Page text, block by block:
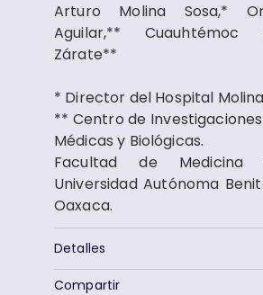
Arturo Molina Sosa,*
Aguilar,** Cuauhtémoc
Zárate**
* Director del Hospital
** Centro de
Médicas y Biológicas.
Facultad de Medicina
Universidad Autónoma
Oaxaca.
Detalles
Compartir